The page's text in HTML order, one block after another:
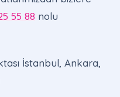
55 88 nolu
İstanbul, Ankara,